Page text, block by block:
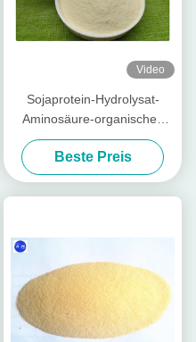
Video
Sojaprotein-Hydrolysat-
Aminosäure-organisches
Düngemittel 80
Beste Preis